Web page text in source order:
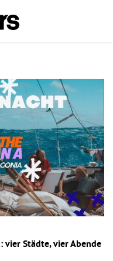
vier Städte, vier Abende